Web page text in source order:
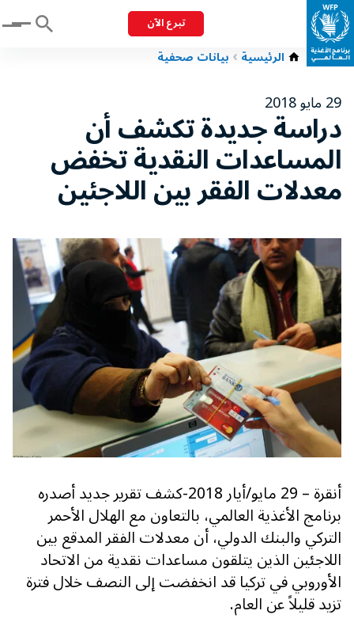
تبرع الآن Menu
الرئيسية بيانات صحفية
29 مايو 2018
دراسة جديدة تكشف أن
المساعدات النقدية تخفض
معدلات الفقر بين اللاجئين
أنقرة – 29 مايو/أيار 2018-كشف تقرير جديد أصدره
برنامج الأغذية العالمي، بالتعاون مع الهلال الأحمر
التركي والبنك الدولي، أن معدلات الفقر المدقع بين
اللاجئين الذين يتلقون مساعدات نقدية من الاتحاد
الأوروبي في تركيا قد انخفضت إلى النصف خلال فترة
تزيد قليلاً عن العام.